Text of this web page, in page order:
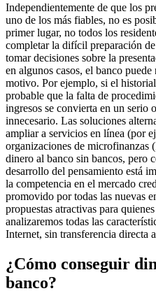
Independientemente de que los
uno de los más fiables, no es
primer lugar, no todos los
completar la difícil preparación
tomar decisiones sobre la
en algunos casos, el banco
motivo. Por ejemplo, si el
probable que la falta de
ingresos se convierta en un serio
innecesario. Las soluciones
ampliar a servicios en línea (por
organizaciones de microfinanzas
dinero al banco sin bancos, pero
desarrollo del pensamiento está
la competencia en el mercado
promovido por todas las nuevas
propuestas atractivas para
analizaremos todas las
Internet, sin transferencia directa
¿Cómo conseguir
banco?